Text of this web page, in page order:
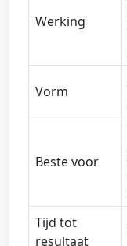
Werking
Vorm
Beste voor
Tijd tot
resultaat